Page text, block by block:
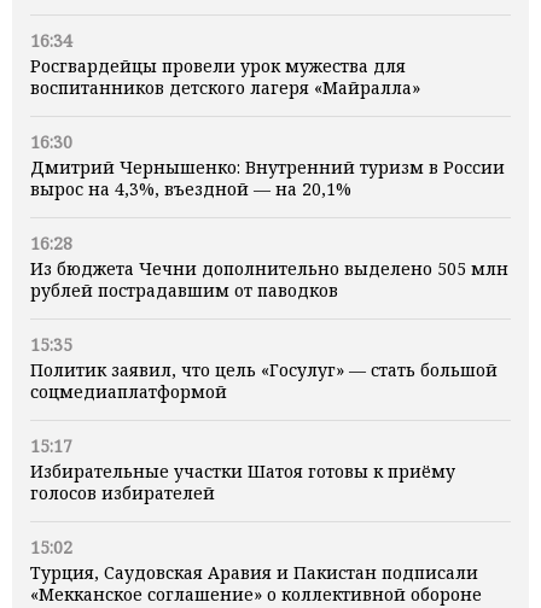
16:34
Росгвардейцы провели урок мужества для
воспитанников детского лагеря «Майралла»
16:30
Дмитрий Чернышенко: Внутренний туризм в России
вырос на 4,3%, въездной — на 20,1%
16:28
Из бюджета Чечни дополнительно выделено 505 млн
рублей пострадавшим от паводков
15:35
Политик заявил, что цель «Госулуг» — стать большой
соцмедиаплатформой
15:17
Избирательные участки Шатоя готовы к приёму
голосов избирателей
15:02
Турция, Саудовская Аравия и Пакистан подписали
«Мекканское соглашение» о коллективной обороне